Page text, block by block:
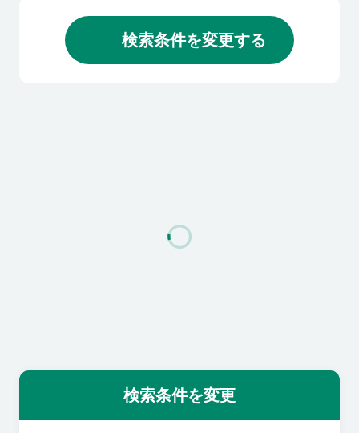
よくあるご質問
企業の担当者様
検索条件を変更する
検索条件を変更